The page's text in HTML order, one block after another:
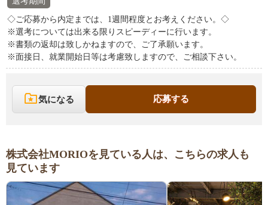
◇ご応募から内定までは、1週間程度とお考えください。◇
※選考については出来る限りスピーディーに行います。
※書類の返却は致しかねますので、ご了承願います。
※面接日、就業開始日等は考慮致しますので、ご相談下さい。
気になる 応募する
株式会社MORIOを見ている人は、こちらの求人も
見ています